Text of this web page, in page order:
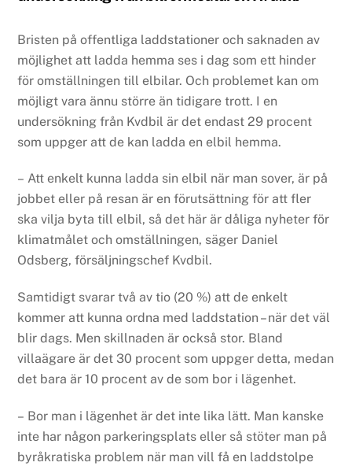
Bristen på offentliga laddstationer och saknaden av
möjlighet att ladda hemma ses i dag som ett hinder
för omställningen till elbilar. Och problemet kan om
möjligt vara ännu större än tidigare trott. I en
undersökning från Kvdbil är det endast 29 procent
som uppger att de kan ladda en elbil hemma.
– Att enkelt kunna ladda sin elbil när man sover, är på
jobbet eller på resan är en förutsättning för att fler
ska vilja byta till elbil, så det här är dåliga nyheter för
klimatmålet och omställningen, säger Daniel
Odsberg, försäljningschef Kvdbil.
Samtidigt svarar två av tio (20 %) att de enkelt
kommer att kunna ordna med laddstation – när det väl
blir dags. Men skillnaden är också stor. Bland
villaägare är det 30 procent som uppger detta, medan
det bara är 10 procent av de som bor i lägenhet.
– Bor man i lägenhet är det inte lika lätt. Man kanske
inte har någon parkeringsplats eller så stöter man på
byråkratiska problem när man vill få en laddstolpe